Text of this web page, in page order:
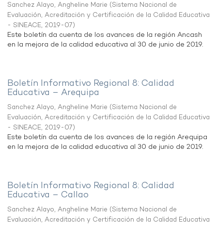
Sanchez Alayo, Angheline Marie (Sistema Nacional de
Evaluación, Acreditación y Certificación de la Calidad Educativa
- SINEACE, 2019-07)
Este boletín da cuenta de los avances de la región Ancash
en la mejora de la calidad educativa al 30 de junio de 2019.
Boletín Informativo Regional 8: Calidad
Educativa – Arequipa
Sanchez Alayo, Angheline Marie (Sistema Nacional de
Evaluación, Acreditación y Certificación de la Calidad Educativa
- SINEACE, 2019-07)
Este boletín da cuenta de los avances de la región Arequipa
en la mejora de la calidad educativa al 30 de junio de 2019.
Boletín Informativo Regional 8: Calidad
Educativa – Callao
Sanchez Alayo, Angheline Marie (Sistema Nacional de
Evaluación, Acreditación y Certificación de la Calidad Educativa